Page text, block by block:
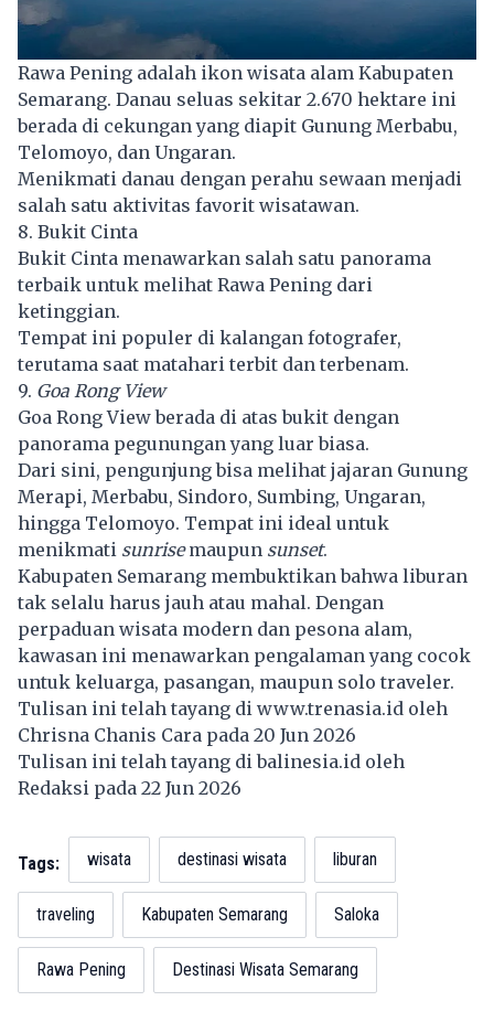
Rawa Pening adalah ikon wisata alam Kabupaten
Semarang. Danau seluas sekitar 2.670 hektare ini
berada di cekungan yang diapit Gunung Merbabu,
Telomoyo, dan Ungaran.
Menikmati danau dengan perahu sewaan menjadi
salah satu aktivitas favorit wisatawan.
8. Bukit Cinta
Bukit Cinta menawarkan salah satu panorama
terbaik untuk melihat Rawa Pening dari
ketinggian.
Tempat ini populer di kalangan fotografer,
terutama saat matahari terbit dan terbenam.
9. Goa Rong View
Goa Rong View berada di atas bukit dengan
panorama pegunungan yang luar biasa.
Dari sini, pengunjung bisa melihat jajaran Gunung
Merapi, Merbabu, Sindoro, Sumbing, Ungaran,
hingga Telomoyo. Tempat ini ideal untuk
menikmati sunrisemaupun sunset.
Kabupaten Semarang membuktikan bahwa liburan
tak selalu harus jauh atau mahal. Dengan
perpaduan wisata modern dan pesona alam,
kawasan ini menawarkan pengalaman yang cocok
untuk keluarga, pasangan, maupun solo traveler.
Tulisan ini telah tayang di www.trenasia.id oleh
Chrisna Chanis Cara pada 20 Jun 2026
Tulisan ini telah tayang dibalinesia.id oleh
Redaksi pada 22 Jun 2026
Tags: wisata destinasi wisata liburan
traveling Kabupaten Semarang Saloka
Rawa Pening Destinasi Wisata Semarang